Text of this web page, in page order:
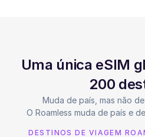
Uma única eSIM
200
Muda de país, mas não
O Roamless muda de país e
DESTINOS DE VIAGEM